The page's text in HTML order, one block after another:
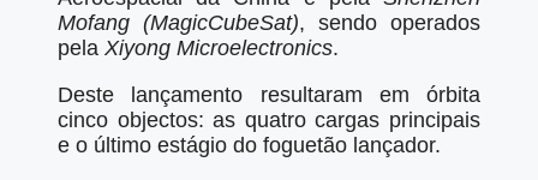
Mofang (MagicCubeSat), sendo operados
pela Xiyong Microelectronics.
Deste lançamento resultaram em órbita
cinco objectos: as quatro cargas principais
e o último estágio do foguetão lançador.